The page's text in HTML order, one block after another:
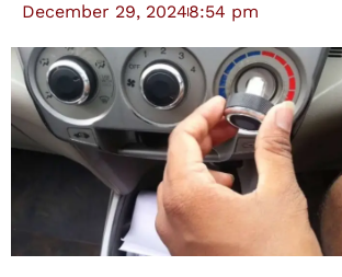
December 29, 20248:54 pm